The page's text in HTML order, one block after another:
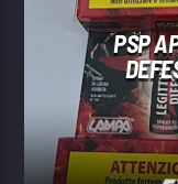
PSP